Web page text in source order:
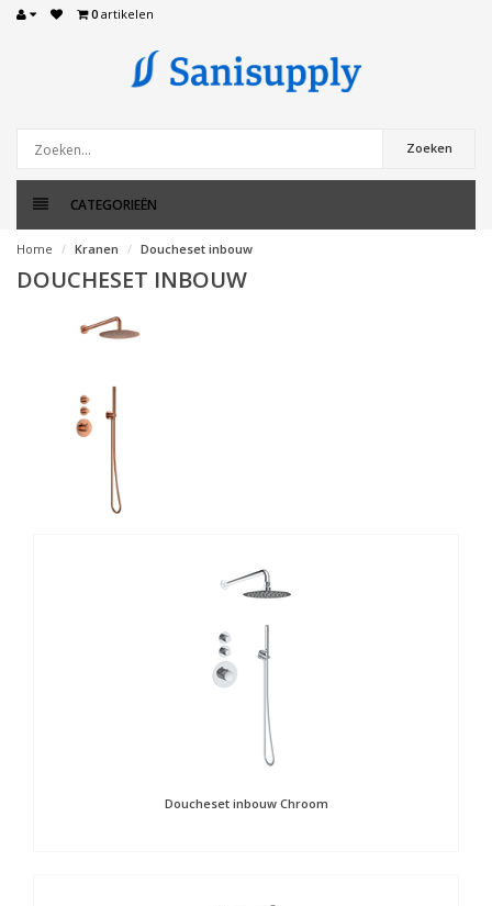
0 artikelen
Zoeken
CATEGORIEËN
Home Kranen Doucheset inbouw
DOUCHESET INBOUW
Doucheset inbouw Chroom